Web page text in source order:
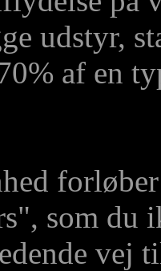
udstyr,
af en
som du
vej